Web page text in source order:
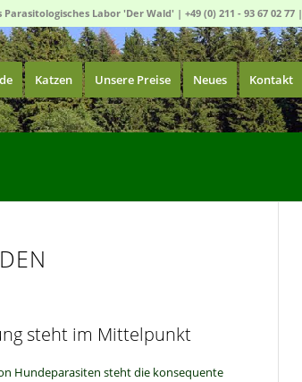
Labor 'Der Wald' | +49 (0) 211 - 93 67 02 77|
Katzen Unsere Preise Neues Kontakt
steht im Mittelpunkt
Hundeparasiten steht die konsequente